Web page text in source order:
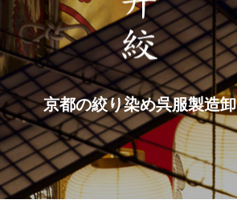
京都の絞り染め呉服製造卸